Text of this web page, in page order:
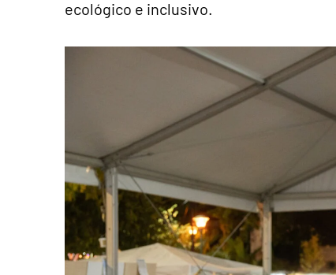
ecológico e inclusivo.